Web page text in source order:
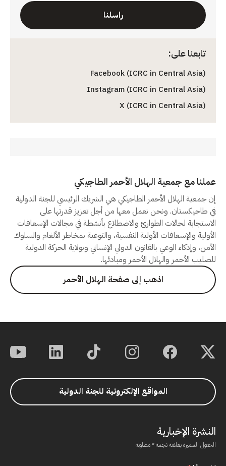
راسلنا
تابعنا على:
Facebook (ICRC in Central Asia)
Instagram (ICRC in Central Asia)
X (ICRC in Central Asia)
عملنا مع جمعية الهلال الأحمر الطاجيكي
إن جمعية الهلال الأحمر الطاجيكي هي الشريك الرئيسي للجنة الدولية
في طاجيكستان. ونحن نعمل معها من أجل تعزيز قدرتها على
الاستجابة لحالات الطوارئ والاضطلاع بأنشطة في مجالات الإسعافات
الأولية والإسعافات الأولية النفسية، والتوعية بمخاطر الألغام والسلوك
الآمن، وإذكاء الوعي بالقانون الدولي الإنساني وبولاية الحركة الدولية
للصليب الأحمر والهلال الأحمر ومبادئها.
اذهب إلى صفحة الهلال الأحمر
المواقع الإلكترونية للجنة الدولية
النشرة الإخبارية
الحقول المميزة بعلامة نجمة * مطلوبة